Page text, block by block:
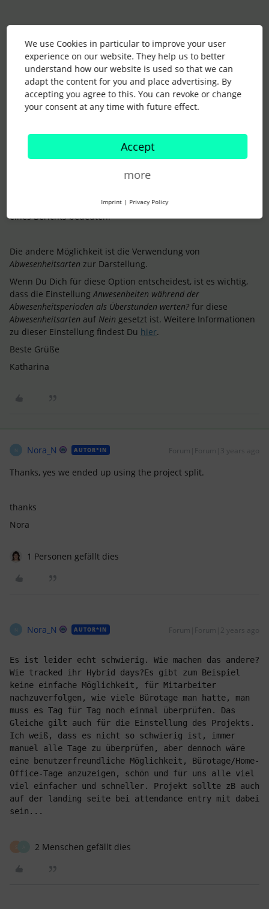
The other option is usingabsence typesto display this.
If you choose this option, it’s important that the settings
Consider time tracked during absence period as overtime? is
set to No for these cases. You can find more information
about the settinghere.
Lösungen benannt.
Wenn Ihr also die Informationen für
Projekte benötigst, müssten diese, wie von Dir geschrieben,
aufgeteilt werden, z.B. mit "Projekt A - Im Büro", "Projekt A -
Dies würde einen etwas höheren Aufwand bei der Erstellung
eines Berichts bedeuten.
Die andere Möglichkeit ist die Verwendung von
Abwesenheitsarten zur Darstellung.
Wenn Du Dich für diese Option entscheidest, ist es wichtig,
dass die EinstellungAnwesenheiten während der
Abwesenheitsperioden als Überstunden werten? für diese
Abwesenheitsarten auf Nein gesetzt ist. Weitere Informationen
zu dieser Einstellung findest Du hier.
Beste Grüße
Katharina
N Nora_N AUTOR*IN Forum|Forum|3 years ago
Thanks, yes we ended up using the project split.
thanks
Nora
1 Personen gefällt dies
N Nora_N AUTOR*IN Forum|Forum|2 years ago
Es ist leider echt schwierig. Wie machen das andere?
Wie tracked ihr Hybrid days?Es gibt zum Beispiel
keine einfache Möglichkeit, für Mitarbeiter
nachzuverfolgen, wie viele Bürotage man hatte, man
muss es Tag für Tag noch einmal überprüfen. Das
Gleiche gilt auch für die Einstellung des Projekts.
Ich weiß, dass es nicht so schwierig ist, immer
manuel alle Tage zu überprüfen, aber dennoch wäre
eine benutzerfreundliche Möglichkeit, Bürotage/Home-
Office-Tage anzuzeigen, schön und für uns alle viel
viel einfacher und schneller. Projekt sollte zB auch
auf der landing seite bei attendance entry mit dabei
sein...
2 Menschen gefällt dies
We use Cookies in particular to improve your user
experience on our website. They help us to better
understand how our website is used so that we can
adapt the content for you and place advertising. By
accepting you agree to this. You can revoke or change
your consent at any time with future effect.
Accept
more
Imprint | Privacy Policy